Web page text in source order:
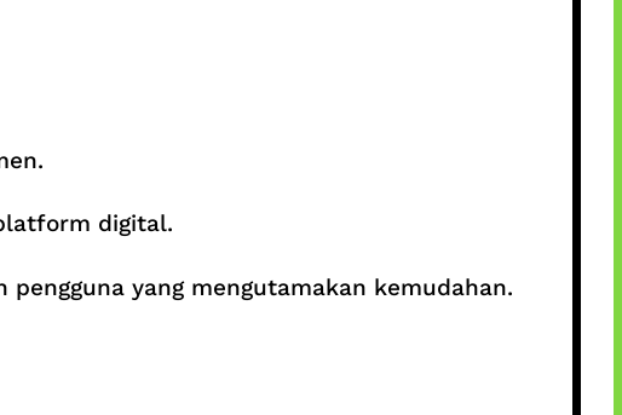
digital.
yang mengutamakan kemudahan.